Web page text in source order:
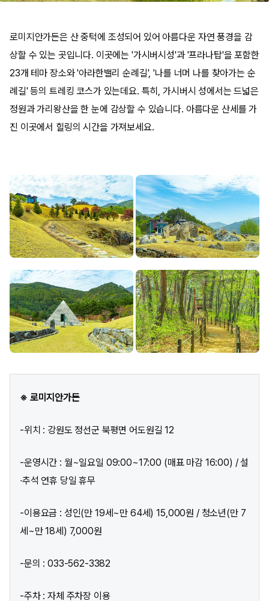
​로미지안가든은 산 중턱에 조성되어 있어 아름다운 자연 풍경을 감
상할 수 있는 곳입니다. 이곳에는 '가시버시성'과 '프라나탑'을 포함한
23개 테마 장소와 '아라한밸리 순례길', '나를 너머 나를 찾아가는 순
례길' 등의 트레킹 코스가 있는데요. 특히, 가시버시 성에서는 드넓은
정원과 가리왕산을 한 눈에 감상할 수 있습니다. 아름다운 산세를 가
진 이곳에서 힐링의 시간을 가져보세요.
※ 로미지안가든
-위치 : 강원도 정선군 북평면 어도원길 12
-운영시간 : 월~일요일 09:00~17:00 (매표 마감 16:00) / 설
·추석 연휴 당일 휴무
-이용요금 : 성인(만 19세~만 64세) 15,000원 / 청소년(만 7
세~만 18세) 7,000원
-문의 : 033-562-3382
-주차 : 자체 주차장 이용